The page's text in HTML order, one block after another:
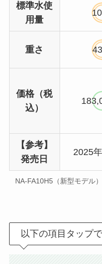
標準水使
用量
重さ
価格（税
込）
【参考】
発売日
2025
NA-FA10H5（新型モデル
以下の項目タップ